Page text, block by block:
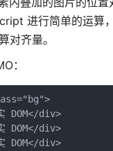
进行简单的运算
对齐量。
：
DOM</div>
DOM</div>
DOM</div>